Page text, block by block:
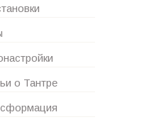
о Тантре